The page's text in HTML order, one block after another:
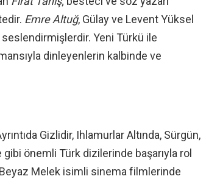
Emre Altuğ, Gülay ve Levent Yüksel
Yeni Türkü ile
dinleyenlerin kalbinde ve
Gizlidir, Ihlamurlar Altında, Sürgün,
önemli Türk dizilerinde başarıyla rol
Beyaz Melek isimli sinema filmlerinde